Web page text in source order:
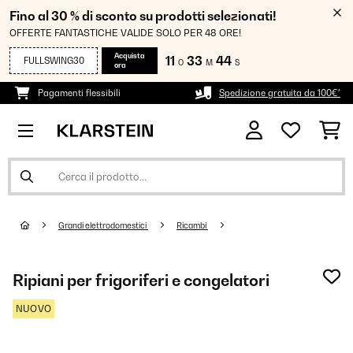
Fino al 30 % di sconto su prodotti selezionati!
OFFERTE FANTASTICHE VALIDE SOLO PER 48 ORE!
FULLSWING30
Acquista
ora
11 O 33 M 42 S
Pagamenti flessibili Spedizione gratuita da 100€*
Grandi elettrodomestici Ricambi
Ripiani per frigoriferi e congelatori
NUOVO